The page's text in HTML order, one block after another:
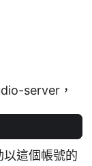
server，
這個帳號的